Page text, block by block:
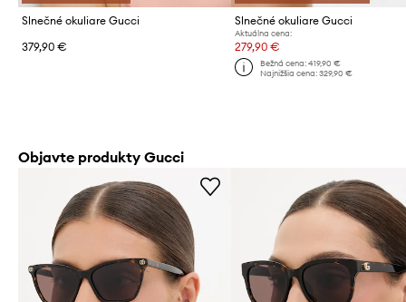
Slnečné okuliare Gucci
379,90 €
Slnečné okuliare Gucci
Aktuálna cena:
279,90 €
Bežná cena: 419,90 €
Najnižšia cena: 329,90 €
Objavte produkty Gucci